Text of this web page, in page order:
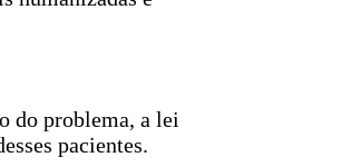
do problema, a lei
pacientes.